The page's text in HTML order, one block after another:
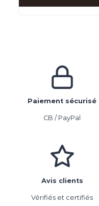
Paiement sécurisé
CB / PayPal
Avis clients
Vérifiés et certifiés